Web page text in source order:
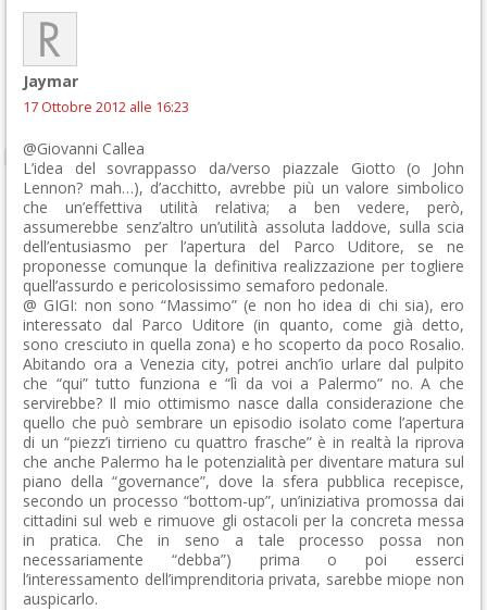
Jaymar
17 Ottobre 2012 alle 16:23
@Giovanni Callea
L’idea del sovrappasso da/verso piazzale Giotto (o John
Lennon? mah…), d’acchitto, avrebbe più un valore simbolico
che un’effettiva utilità relativa; a ben vedere, però,
assumerebbe senz’altro un’utilità assoluta laddove, sulla scia
dell’entusiasmo per l’apertura del Parco Uditore, se ne
proponesse comunque la definitiva realizzazione per togliere
quell’assurdo e pericolosissimo semaforo pedonale.
@ GIGI: non sono “Massimo” (e non ho idea di chi sia), ero
interessato dal Parco Uditore (in quanto, come già detto,
sono cresciuto in quella zona) e ho scoperto da poco Rosalio.
Abitando ora a Venezia city, potrei anch’io urlare dal pulpito
che “qui” tutto funziona e “lì da voi a Palermo” no. A che
servirebbe? Il mio ottimismo nasce dalla considerazione che
quello che può sembrare un episodio isolato come l’apertura
di un “piezz’i tirrieno cu quattro frasche” è in realtà la riprova
che anche Palermo ha le potenzialità per diventare matura sul
piano della “governance”, dove la sfera pubblica recepisce,
secondo un processo “bottom-up”, un’iniziativa promossa dai
cittadini sul web e rimuove gli ostacoli per la concreta messa
in pratica. Che in seno a tale processo possa non
necessariamente “debba”) prima o poi esserci
l’interessamento dell’imprenditoria privata, sarebbe miope non
auspicarlo.